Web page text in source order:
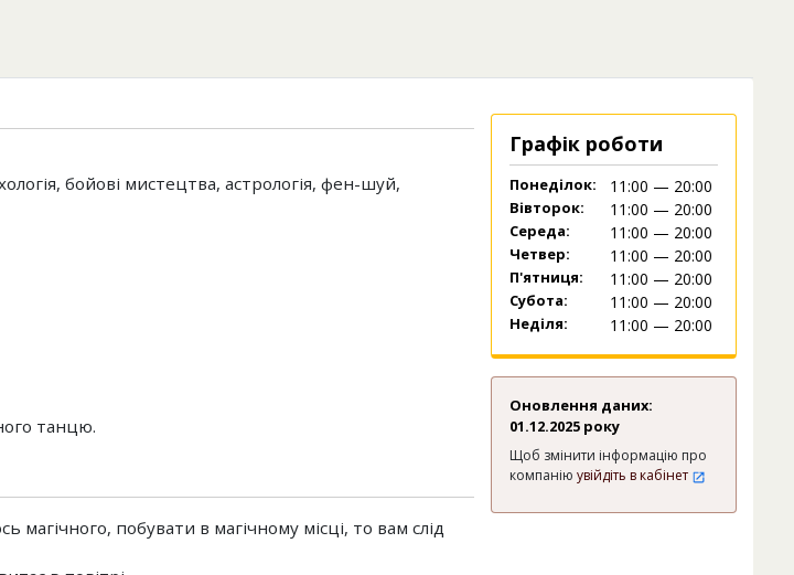
бойові мистецтва, астрологія, фен-шуй,
танцю.
магічного, побувати в магічному місці, то вам слід
Графік роботи
Понеділок: 11:00 — 20:00
Вівторок: 11:00 — 20:00
Середа: 11:00 — 20:00
Четвер: 11:00 — 20:00
П'ятниця: 11:00 — 20:00
Субота: 11:00 — 20:00
Неділя: 11:00 — 20:00
Оновлення даних:
01.12.2025 року
Щоб змінити інформацію про
компанію увійдіть в кабінет